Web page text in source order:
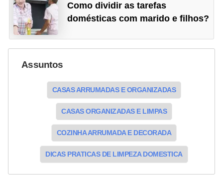
Como dividir as tarefas
domésticas com marido e filhos?
Assuntos
CASAS ARRUMADAS E ORGANIZADAS
CASAS ORGANIZADAS E LIMPAS
COZINHA ARRUMADA E DECORADA
DICAS PRATICAS DE LIMPEZA DOMESTICA